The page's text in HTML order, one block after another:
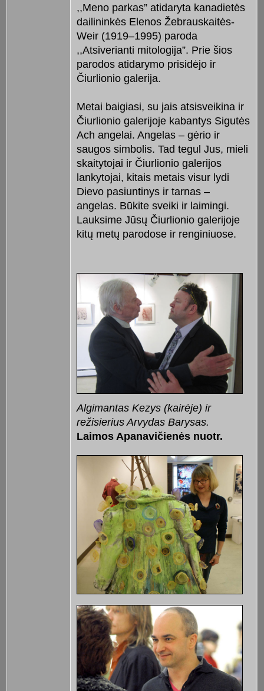
,,Meno parkas” atidaryta kanadietės
dailininkės Elenos Žebrauskaitės-
Weir (1919–1995) paroda
,,Atsiverianti mitologija”. Prie šios
parodos atidarymo prisidėjo ir
Čiurlionio galerija.
Metai baigiasi, su jais atsisveikina ir
Čiurlionio galerijoje kabantys Sigutės
Ach angelai. Angelas – gėrio ir
saugos simbolis. Tad tegul Jus, mieli
skaitytojai ir Čiurlionio galerijos
lankytojai, kitais metais visur lydi
Dievo pasiuntinys ir tarnas –
angelas. Būkite sveiki ir laimingi.
Lauksime Jūsų Čiurlionio galerijoje
kitų metų parodose ir renginiuose.
Algimantas Kezys (kairėje) ir
režisierius Arvydas Barysas.
Laimos Apanavičienės nuotr.